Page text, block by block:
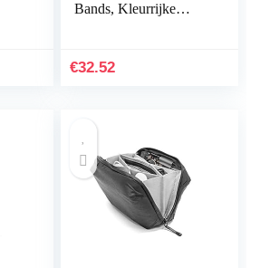
Bands, Kleurrijke
Mi Band 3/Mi Band 4
€32.52